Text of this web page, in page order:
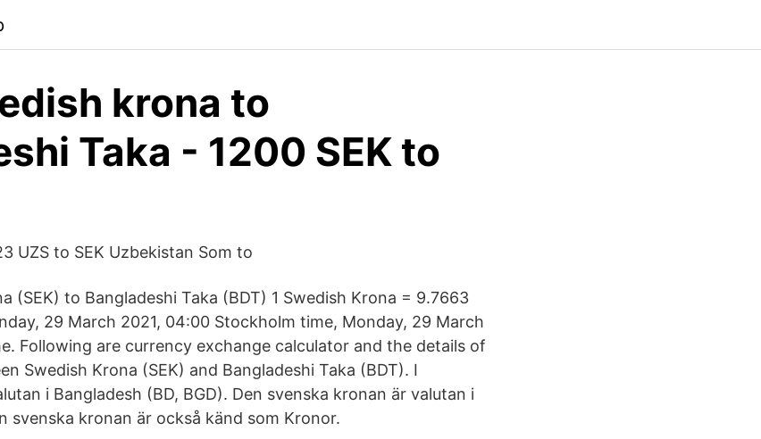
krona to
Taka - 1200 SEK to
UZS to SEK Uzbekistan Som to
(SEK) to Bangladeshi Taka (BDT) 1 Swedish Krona = 9.7663
29 March 2021, 04:00 Stockholm time, Monday, 29 March
Following are currency exchange calculator and the details of
Swedish Krona (SEK) and Bangladeshi Taka (BDT). I
i Bangladesh (BD, BGD). Den svenska kronan är valutan i
svenska kronan är också känd som Kronor.